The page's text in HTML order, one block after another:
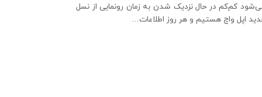
کم‌کم در حال نزدیک شدن به زمان رونمایی از نسل
اپل واچ هستیم و هر روز اطلاعات...